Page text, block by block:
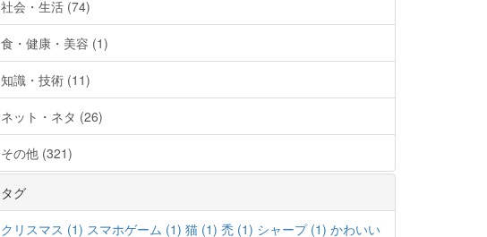
社会・生活 (74)
食・健康・美容 (1)
知識・技術 (11)
ネット・ネタ (26)
その他 (321)
タグ
クリスマス (1) スマホゲーム (1) 猫 (1) 禿 (1) シャープ (1) かわいい